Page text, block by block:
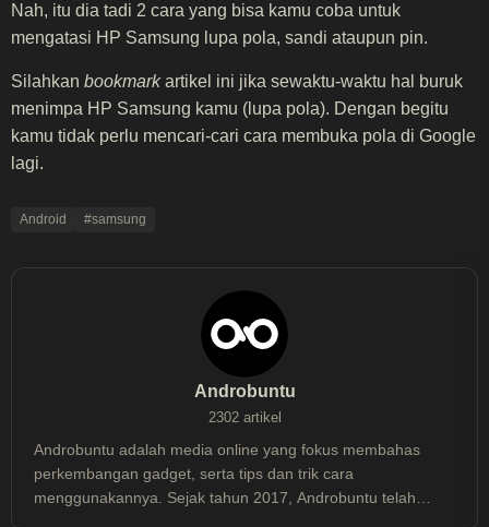
Nah, itu dia tadi 2 cara yang bisa kamu coba untuk
mengatasi HP Samsung lupa pola, sandi ataupun pin.
Silahkan bookmarkartikel ini jika sewaktu-waktu hal buruk
menimpa HP Samsung kamu (lupa pola). Dengan begitu
kamu tidak perlu mencari-cari cara membuka pola di Google
lagi.
Android #samsung
Androbuntu
2302 artikel
Androbuntu adalah media online yang fokus membahas
perkembangan gadget, serta tips dan trik cara
menggunakannya. Sejak tahun 2017, Androbuntu telah